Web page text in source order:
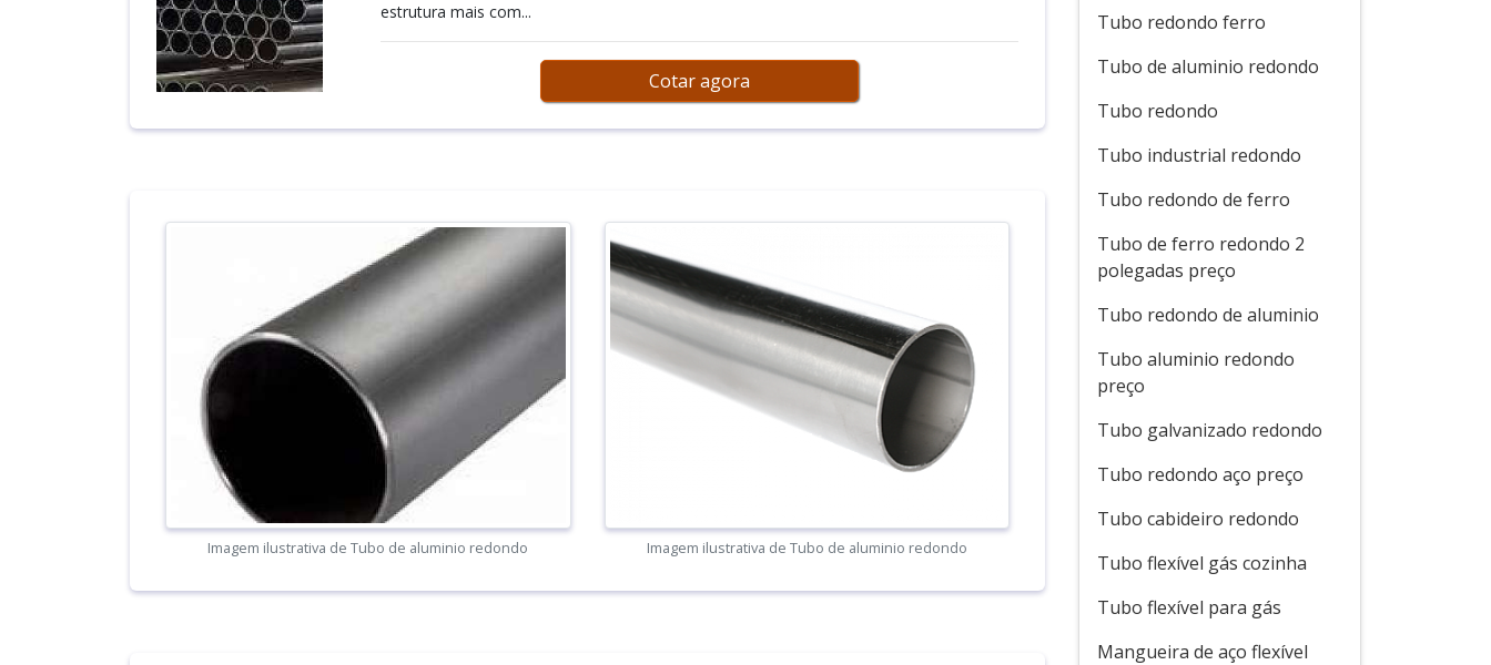
estrutura mais com...
Cotar agora
Imagem ilustrativa de Tubo de aluminio redondo Imagem ilustrativa de Tubo de aluminio redondo
Tubo redondo ferro
Tubo de aluminio redondo
Tubo redondo
Tubo industrial redondo
Tubo redondo de ferro
Tubo de ferro redondo 2
polegadas preço
Tubo redondo de aluminio
Tubo aluminio redondo
preço
Tubo galvanizado redondo
Tubo redondo aço preço
Tubo cabideiro redondo
Tubo flexível gás cozinha
Tubo flexível para gás
Mangueira de aço flexível